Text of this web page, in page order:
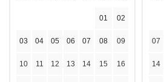
01 02
03 04 05 06 07 08 09
10 11 12 13 14 15 16
07
14